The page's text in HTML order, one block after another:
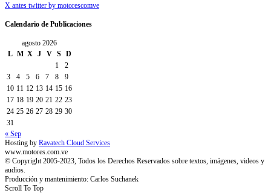
X antes twitter by motorescomve
Calendario de Publicaciones
agosto 2026
L M X J V S
D
1
2
3
4 5 6 7 8
9
10 11 12 13 14 15 16
17 18 19 20 21 22 23
24 25 26 27 28 29 30
31
« Sep
Hosting by Ravatech Cloud Services
www.motores.com.ve
© Copyright 2005-2023, Todos los Derechos Reservados sobre textos, imágenes, videos y
audios.
Producción y mantenimiento: Carlos Suchanek
Scroll To Top